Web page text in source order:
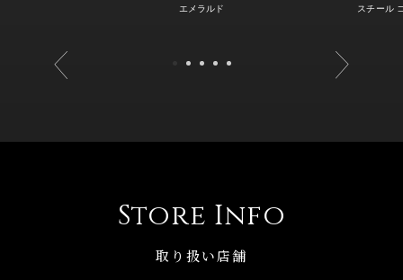
エメラルド
スチール
Store Info
取り扱い店舗